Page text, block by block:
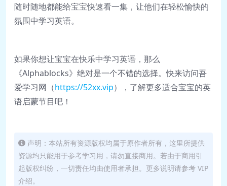
随时随地都能给宝宝快速看一集，让他们在轻松愉快的
氛围中学习英语。
如果你想让宝宝在快乐中学习英语，那么
《Alphablocks》绝对是一个不错的选择。快来访问吾
爱学习网（https://52xx.vip），了解更多适合宝宝的英
语启蒙节目吧！
声明：本站所有资源版权均属于原作者所有，这里所提供
资源均只能用于参考学习用，请勿直接商用。若由于商用引
起版权纠纷，一切责任均由使用者承担。更多说明请参考 VIP
介绍。